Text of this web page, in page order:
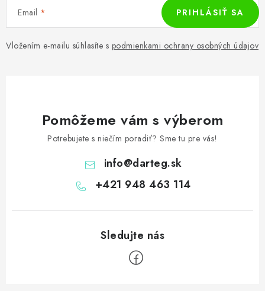
Email
Vložením e-mailu súhlasíte s podmienkami ochrany osobných údajov
PRIHLÁSIŤ SA
Pomôžeme vám s výberom
Potrebujete s niečím poradiť? Sme tu pre vás!
info@darteg.sk
+421 948 463 114